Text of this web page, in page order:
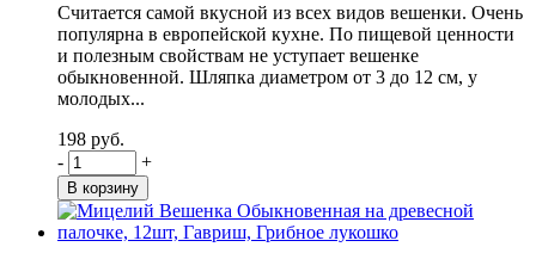
Считается самой вкусной из всех видов вешенки. Очень
популярна в европейской кухне. По пищевой ценности
и полезным свойствам не уступает вешенке
обыкновенной. Шляпка диаметром от 3 до 12 см, у
молодых...
198 руб.
-
+